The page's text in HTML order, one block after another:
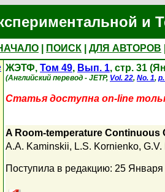
и
ПОИСК ДЛЯ АВТОРОВ
ЖЭТФ, Том 49, Вып. 1, стр. 31
(Английский перевод - JETP, Vol. 22, No. 1,
Статья доступна on-line
A Room-temperature Continuous
A.A. Kaminskii, L.S. Kornienko, G.V.
Поступила в редакцию: 25